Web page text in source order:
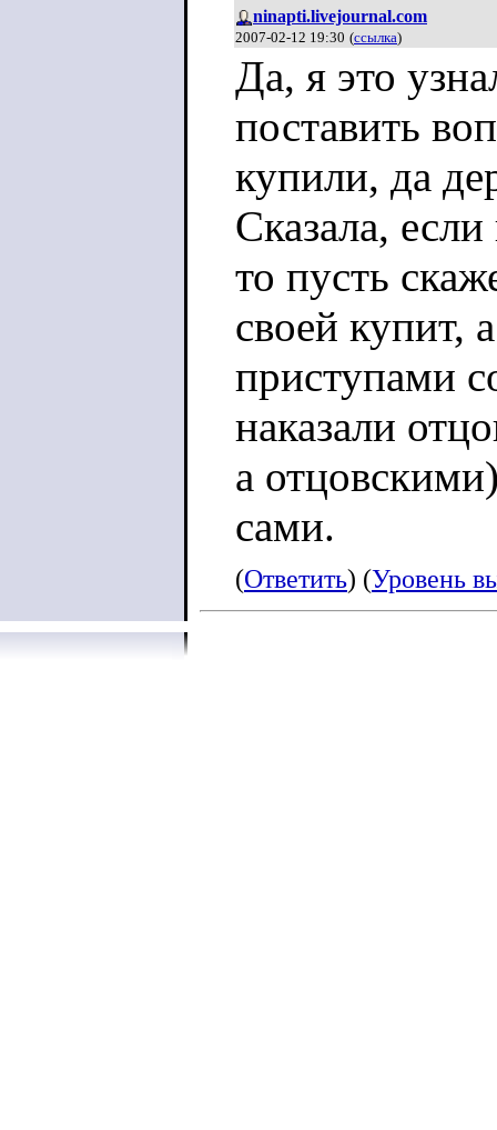
ninapti.livejournal.com
2007-02-12 19:30 (ссылка)
Да, я это
поставить
купили, да
Сказала,
то пусть
своей купит,
приступами
наказали
а
сами.
(Ответить) (Уровень